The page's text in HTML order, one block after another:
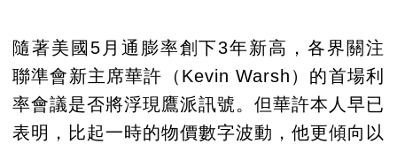
隨著美國5月通膨率創下3年新高，各界關注
聯準會新主席華許（Kevin Warsh）的首場利
率會議是否將浮現鷹派訊號。但華許本人早已
表明，比起一時的物價數字波動，他更傾向以